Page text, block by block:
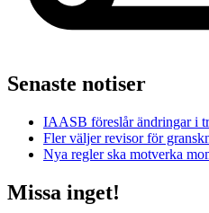
Senaste notiser
IAASB föreslår ändringar i
Fler väljer revisor för
Nya regler ska motverka
Missa inget!